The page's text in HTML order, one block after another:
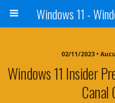
02/11/2023 •
Windows 11 Insider
Canal